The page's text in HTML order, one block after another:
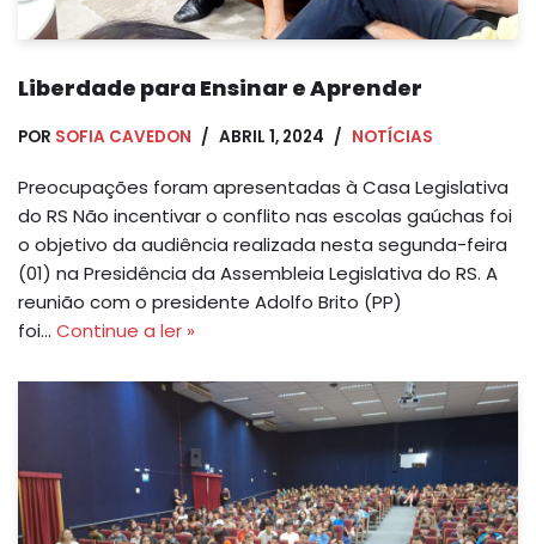
Liberdade para Ensinar e Aprender
POR SOFIA CAVEDON ABRIL 1, 2024 NOTÍCIAS
Preocupações foram apresentadas à Casa Legislativa
do RS Não incentivar o conflito nas escolas gaúchas foi
o objetivo da audiência realizada nesta segunda-feira
(01) na Presidência da Assembleia Legislativa do RS. A
reunião com o presidente Adolfo Brito (PP)
foi… Continue a ler »